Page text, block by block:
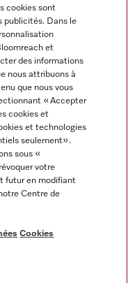
cookies sont
publicités. Dans le
et
des informations
nous attribuons à
que nous vous
« Accepter
cookies et
et technologies
seulement».
sous «
votre
futur en modifiant
Centre de
Cookies